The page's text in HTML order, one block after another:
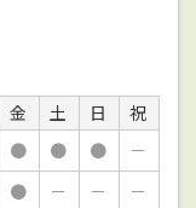
金 土 日
祝
● ● ●
－
● － － －